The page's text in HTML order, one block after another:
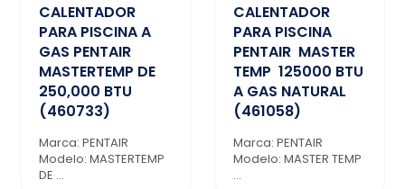
CALENTADOR
PARA PISCINA A
GAS PENTAIR
MASTERTEMP DE
250,000 BTU
(460733)
Marca: PENTAIR
Modelo: MASTERTEMP
DE ...
CALENTADOR
PARA PISCINA
PENTAIR MASTER
TEMP 125000 BTU
A GAS NATURAL
(461058)
Marca: PENTAIR
Modelo: MASTER TEMP
...